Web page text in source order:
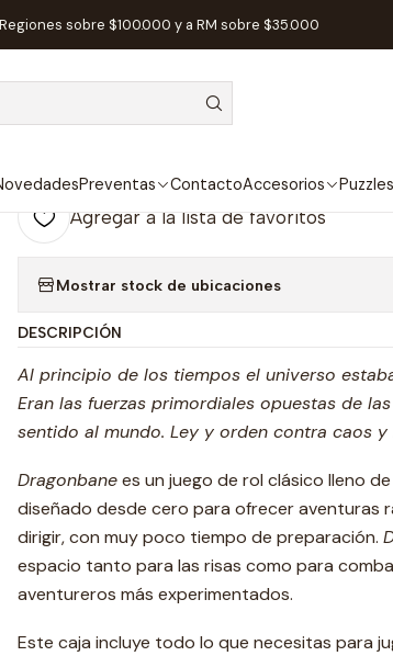
Preventas ContactoAccesorios Puzzles
sobre $100.000 y a RM sobre $35.000
Rol de Jubilo y Violencia - Español
Dragonbane Rol de
Agregar a la lista de favoritos
Mostrar stock de ubicaciones
DESCRIPCIÓN
Al principio de los tiempos el universo
Eran las fuerzas primordiales opuestas de
sentido al mundo. Ley y orden contra caos
Dragonbanees un juego de rol clásico lleno
diseñado desde cero para ofrecer aventuras
dirigir, con muy poco tiempo de preparación.
espacio tanto para las risas como para
aventureros más experimentados.
Este caja incluye todo lo que necesitas para